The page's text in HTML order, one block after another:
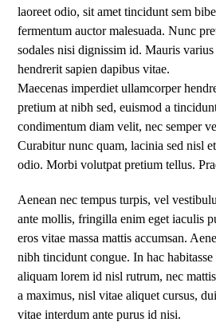
laoreet odio, sit amet tincidunt sem
fermentum auctor malesuada. Nunc
sodales nisi dignissim id. Mauris
hendrerit sapien dapibus vitae.
Maecenas imperdiet ullamcorper
pretium at nibh sed, euismod a
condimentum diam velit, nec semper
Curabitur nunc quam, lacinia sed nisl
odio. Morbi volutpat pretium tellus.
Aenean nec tempus turpis, vel
ante mollis, fringilla enim eget iaculis
eros vitae massa mattis accumsan.
nibh tincidunt congue. In hac
aliquam lorem id nisl rutrum, nec
a maximus, nisl vitae aliquet cursus,
vitae interdum ante purus id nisi.